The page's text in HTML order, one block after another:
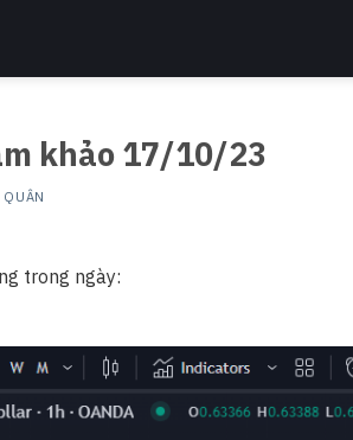
khảo 17/10/23
QUÂN
trong ngày: